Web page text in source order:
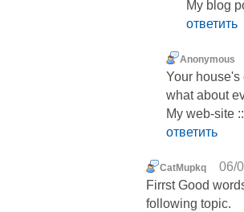
My blog
ответить
Anonymous
Your house's
what about
My web-site
ответить
CatMupkq
06/
Firrst Good
following topic.